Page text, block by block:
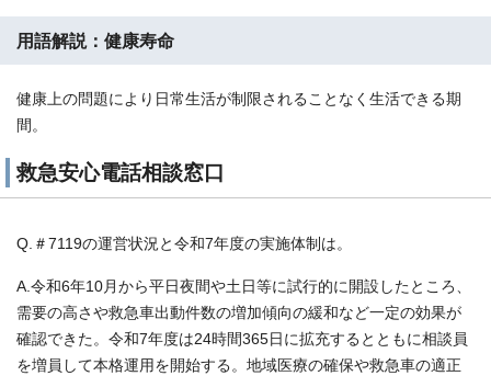
用語解説：健康寿命
健康上の問題により日常生活が制限されることなく生活できる期
間。
救急安心電話相談窓口
Q.＃7119の運営状況と令和7年度の実施体制は。
A.令和6年10月から平日夜間や土日等に試行的に開設したところ、
需要の高さや救急車出動件数の増加傾向の緩和など一定の効果が
確認できた。令和7年度は24時間365日に拡充するとともに相談員
を増員して本格運用を開始する。地域医療の確保や救急車の適正